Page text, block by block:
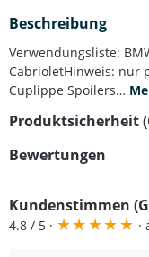
Beschreibung
Verwendungsliste:
CabrioletHinweis: nur
Cuplippe Spoilers…
Produktsicherheit
Bewertungen
Kundenstimmen
4.8 / 5 · ★★★★★